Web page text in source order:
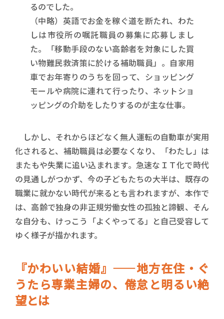
るのでした。
（中略）英語でお金を稼ぐ道を断たれ、わた
しは市役所の嘱託職員の募集に応募しまし
た。「移動手段のない高齢者を対象にした買
い物難民救済策に於ける補助職員」。自家用
車でお年寄りのうちを回って、ショッピング
モールや病院に連れて行ったり、ネットショ
ッピングの介助をしたりするのが主な仕事。
しかし、それからほどなく無人運転の自動車が実用
化されると、補助職員は必要なくなり、「わたし」は
またもや失業に追い込まれます。急速なＩＴ化で時代
の見通しがつかず、今の子どもたちの大半は、既存の
職業に就かない時代が来るとも言われますが、本作で
は、高齢で独身の非正規労働女性の孤独と諦観、そん
な自分も、けっこう「よくやってる」と自己受容して
ゆく様子が描かれます。
『かわいい結婚』――地方在住・ぐ
うたら専業主婦の、倦怠と明るい絶
望とは